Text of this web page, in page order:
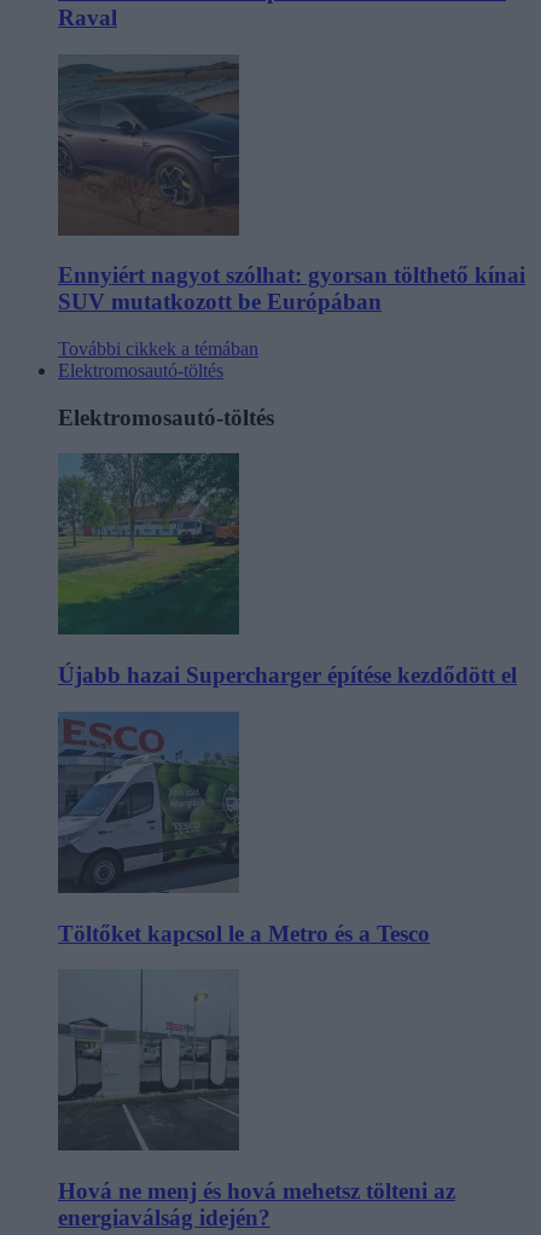
Raval
Ennyiért nagyot szólhat: gyorsan tölthető kínai
SUV mutatkozott be Európában
További cikkek a témában
Elektromosautó-töltés
Elektromosautó-töltés
Újabb hazai Supercharger építése kezdődött el
Töltőket kapcsol le a Metro és a Tesco
Hová ne menj és hová mehetsz tölteni az
energiaválság idején?